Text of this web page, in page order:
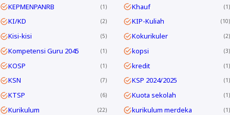
KEPMENPANRB 1 Khauf 1
KI/KD 2 KIP-Kuliah 10
Kisi-kisi 5 Kokurikuler 2
Kompetensi Guru 2045 1 kopsi 3
KOSP 1 kredit 1
KSN 7 KSP 2024/2025 1
KTSP 6 Kuota sekolah 1
Kurikulum 22 kurikulum merdeka 1